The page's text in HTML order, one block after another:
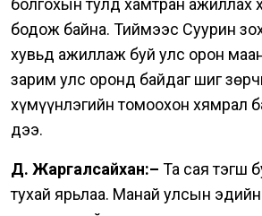
бодож байна. Тиймээс Суурин
хувьд ажиллаж буй улс орон
зарим улс оронд байдаг шиг
хүмүүнлэгийн томоохон хямрал
дээ.
Д. Жаргалсайхан:– Та сая тэгш
тухай ярьлаа. Манай улсын